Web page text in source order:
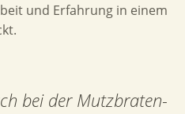
und Erfahrung in einem
bei der Mutzbraten-